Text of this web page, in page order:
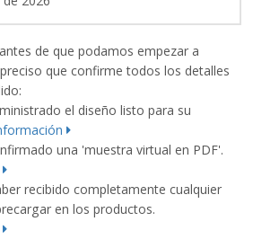
de que podamos empezar a
que confirme todos los detalles
el diseño listo para su
una 'muestra virtual en PDF'.
recibido completamente cualquier
en los productos.